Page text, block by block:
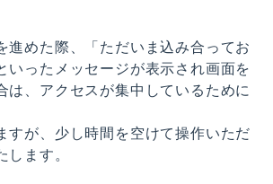
進めた際、「ただいま込み合ってお
いったメッセージが表示され画面を
は、アクセスが集中しているために
すが、少し時間を空けて操作いただ
します。